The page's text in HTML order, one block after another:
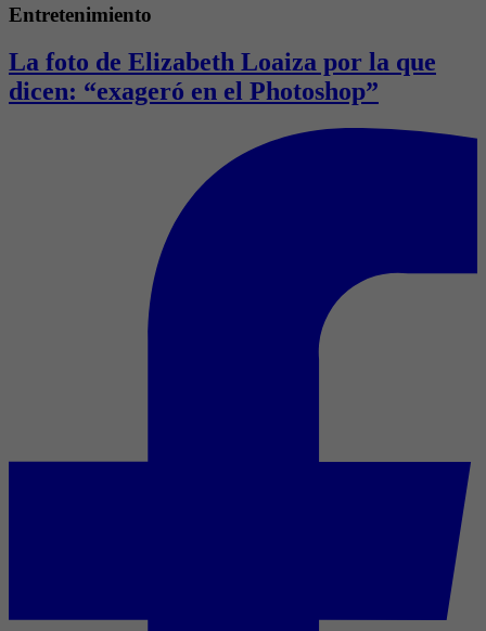
Entretenimiento
La foto de Elizabeth Loaiza por la que
dicen: “exageró en el Photoshop”